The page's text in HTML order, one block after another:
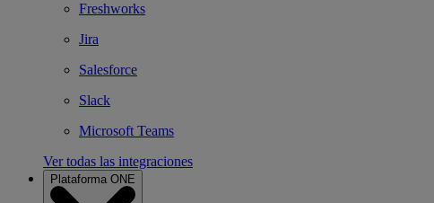
Freshworks
Jira
Salesforce
Slack
Microsoft Teams
Ver todas las integraciones
Plataforma ONE